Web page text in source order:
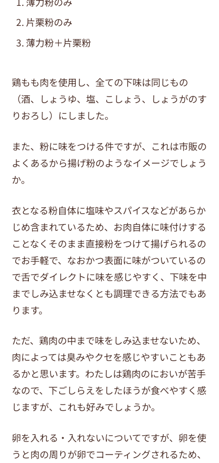
片栗粉のみ
薄力粉＋片栗粉
鶏もも肉を使用し、全ての下味は同じもの
（酒、しょうゆ、塩、こしょう、しょうがのす
りおろし）にしました。
また、粉に味をつける件ですが、これは市販の
よくあるから揚げ粉のようなイメージでしょう
か。
衣となる粉自体に塩味やスパイスなどがあらか
じめ含まれているため、お肉自体に味付けする
ことなくそのまま直接粉をつけて揚げられるの
でお手軽で、なおかつ表面に味がついているの
で舌でダイレクトに味を感じやすく、下味を中
までしみ込ませなくとも調理できる方法でもあ
ります。
ただ、鶏肉の中まで味をしみ込ませないため、
肉によっては臭みやクセを感じやすいこともあ
るかと思います。わたしは鶏肉のにおいが苦手
なので、下ごしらえをしたほうが食べやすく感
じますが、これも好みでしょうか。
卵を入れる・入れないについてですが、卵を使
うと肉の周りが卵でコーティングされるため、